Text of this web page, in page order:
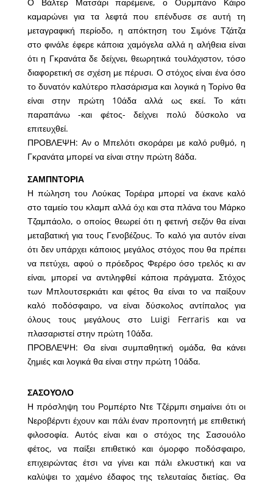
Ο Βάλτερ Ματσάρι παρέμεινε, ο Ουρμπάνο Κάιρο
καμαρώνει για τα λεφτά που επένδυσε σε αυτή τη
μεταγραφική περίοδο, η απόκτηση του Σιμόνε Τζάτζα
στο φινάλε έφερε κάποια χαμόγελα αλλά η αλήθεια είναι
ότι η Γκρανάτα δε δείχνει, θεωρητικά τουλάχιστον, τόσο
διαφορετική σε σχέση με πέρυσι. Ο στόχος είναι ένα όσο
το δυνατόν καλύτερο πλασάρισμα και λογικά η Τορίνο θα
είναι στην πρώτη 10άδα αλλά ως εκεί. Το κάτι
παραπάνω -και φέτος- δείχνει πολύ δύσκολο να
επιτευχθεί.
ΠΡΟΒΛΕΨΗ: Αν ο Μπελότι σκοράρει με καλό ρυθμό, η
Γκρανάτα μπορεί να είναι στην πρώτη 8άδα.
ΣΑΜΠΝΤΟΡΙΑ
Η πώληση του Λούκας Τορέιρα μπορεί να έκανε καλό
στο ταμείο του κλαμπ αλλά όχι και στα πλάνα του Μάρκο
Τζαμπάολο, ο οποίος θεωρεί ότι η φετινή σεζόν θα είναι
μεταβατική για τους Γενοβέζους. Το καλό για αυτόν είναι
ότι δεν υπάρχει κάποιος μεγάλος στόχος που θα πρέπει
να πετύχει, αφού ο πρόεδρος Φερέρο όσο τρελός κι αν
είναι, μπορεί να αντιληφθεί κάποια πράγματα. Στόχος
των Μπλουτσερκιάτι και φέτος θα είναι το να παίξουν
καλό ποδόσφαιρο, να είναι δύσκολος αντίπαλος για
όλους τους μεγάλους στο Luigi Ferraris και να
πλασαριστεί στην πρώτη 10άδα.
ΠΡΟΒΛΕΨΗ: Θα είναι συμπαθητική ομάδα, θα κάνει
ζημιές και λογικά θα είναι στην πρώτη 10άδα.
ΣΑΣΟΥΟΛΟ
Η πρόσληψη του Ρομπέρτο Ντε Τζέρμπι σημαίνει ότι οι
Νεροβέρντι έχουν και πάλι έναν προπονητή με επιθετική
φιλοσοφία. Αυτός είναι και ο στόχος της Σασουόλο
φέτος, να παίξει επιθετικό και όμορφο ποδόσφαιρο,
επιχειρώντας έτσι να γίνει και πάλι ελκυστική και να
καλύψει το χαμένο έδαφος της τελευταίας διετίας. Θα